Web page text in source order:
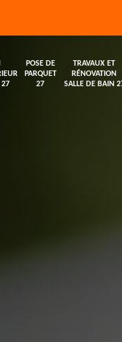
27
POSE DE
PARQUET
27
TRAVAUX ET
RÉNOVATION
SALLE DE BAIN